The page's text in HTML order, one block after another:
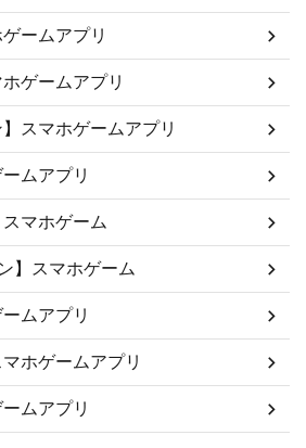
ームアプリ
ゲームアプリ
スマホゲームアプリ
ムアプリ
スマホゲーム
】スマホゲーム
ムアプリ
ホゲームアプリ
ムアプリ